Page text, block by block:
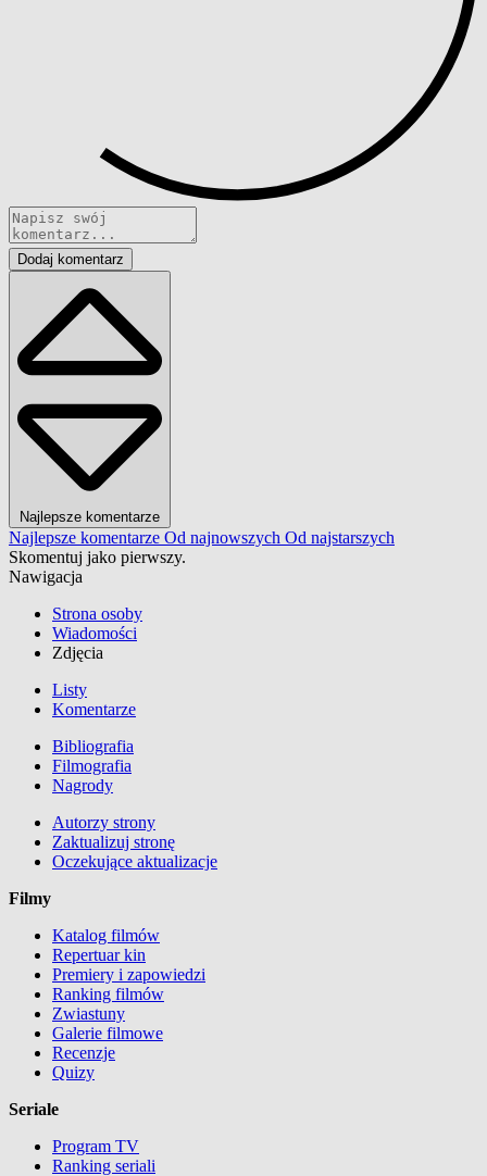
Dodaj komentarz
Najlepsze komentarze
Najlepsze komentarze Od najnowszych Od najstarszych
Skomentuj jako pierwszy.
Nawigacja
Strona osoby
Wiadomości
Zdjęcia
Listy
Komentarze
Bibliografia
Filmografia
Nagrody
Autorzy strony
Zaktualizuj stronę
Oczekujące aktualizacje
Filmy
Katalog filmów
Repertuar kin
Premiery i zapowiedzi
Ranking filmów
Zwiastuny
Galerie filmowe
Recenzje
Quizy
Seriale
Program TV
Ranking seriali